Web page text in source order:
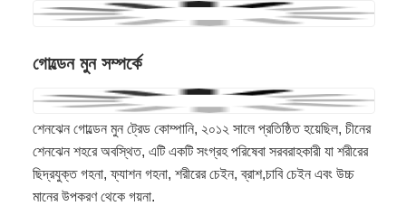
গোল্ডেন মুন সম্পর্কে
শেনঝেন গোল্ডেন মুন ট্রেড কোম্পানি, ২০১২ সালে প্রতিষ্ঠিত হয়েছিল, চীনের
শেনঝেন শহরে অবস্থিত, এটি একটি সংগ্রহ পরিষেবা সরবরাহকারী যা শরীরের
ছিদ্রযুক্ত গহনা, ফ্যাশন গহনা, শরীরের চেইন, ব্রাশ,চাবি চেইন এবং উচ্চ
মানের উপকরণ থেকে গয়না.